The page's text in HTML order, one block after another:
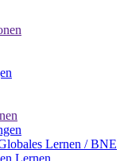
Lernen / BNE